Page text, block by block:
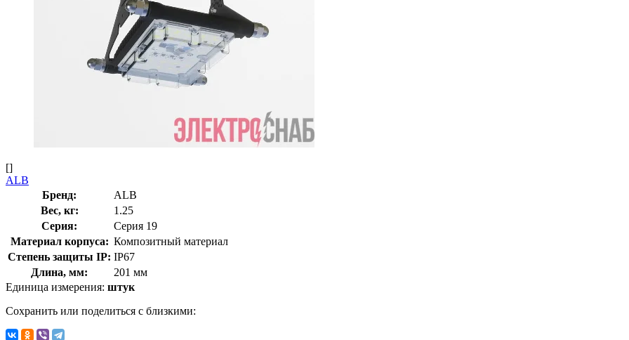
[]
ALB
Бренд:
ALB
Вес, кг:
1.25
Серия:
Серия 19
Материал корпуса: Композитный материал
Степень защиты IP: IP67
Длина, мм:
201 мм
Единица измерения: штук
Сохранить или поделиться с близкими: